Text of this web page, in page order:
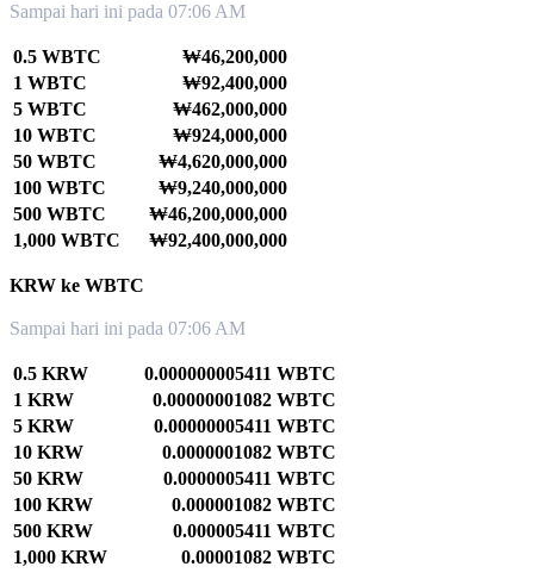
Sampai hari ini pada 07:06 AM
0.5 WBTC
₩46,200,000
1 WBTC
₩92,400,000
5 WBTC
₩462,000,000
10 WBTC
₩924,000,000
50 WBTC
₩4,620,000,000
100 WBTC
₩9,240,000,000
500 WBTC
₩46,200,000,000
1,000 WBTC
₩92,400,000,000
KRW ke WBTC
Sampai hari ini pada 07:06 AM
0.5 KRW
0.000000005411 WBTC
1 KRW
0.00000001082 WBTC
5 KRW
0.00000005411 WBTC
10 KRW
0.0000001082 WBTC
50 KRW
0.0000005411 WBTC
100 KRW
0.000001082 WBTC
500 KRW
0.000005411 WBTC
1,000 KRW
0.00001082 WBTC